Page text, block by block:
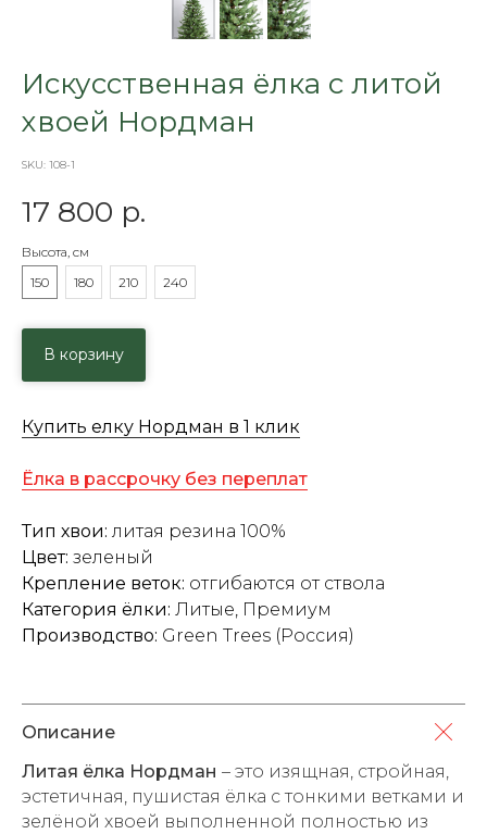
Искусственная ёлка с литой
хвоей Нордман
SKU: 108-1
17 800 р.
Высота, см
150
180 210 240
В корзину
Купить елку Нордман в 1 клик
Ёлка в рассрочку без переплат
Тип хвои: литая резина 100%
Цвет: зеленый
Крепление веток: отгибаются от ствола
Категория ёлки: Литые, Премиум
Производство: Green Trees (Россия)
Описание
Литая ёлка Нордман – это изящная, стройная,
эстетичная, пушистая ёлка с тонкими ветками и
зелёной хвоей выполненной полностью из